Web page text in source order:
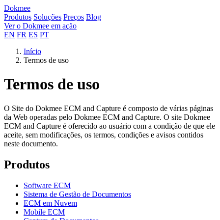
Dokmee
Produtos Soluções Preços Blog
Ver o Dokmee em ação
EN FR ES PT
Início
Termos de uso
Termos de uso
O Site do Dokmee ECM and Capture é composto de várias páginas
da Web operadas pelo Dokmee ECM and Capture. O site Dokmee
ECM and Capture é oferecido ao usuário com a condição de que ele
aceite, sem modificações, os termos, condições e avisos contidos
neste documento.
Produtos
Software ECM
Sistema de Gestão de Documentos
ECM em Nuvem
Mobile ECM